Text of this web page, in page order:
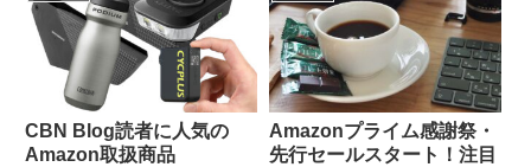
CBN Blog読者に人気の
Amazon取扱商品
Amazonプライム感謝祭・
先行セールスタート！注目